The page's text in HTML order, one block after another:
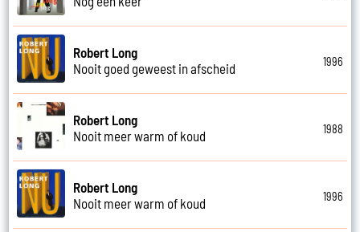
Robert Long
Nooit goed geweest in afscheid
1996
Robert Long
Nooit meer warm of koud
1988
Robert Long
Nooit meer warm of koud
1996